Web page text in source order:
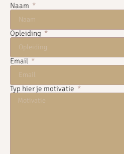
Naam
Opleiding
Email
Typ hier je motivatie